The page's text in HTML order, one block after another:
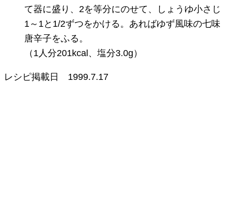
て器に盛り、2を等分にのせて、しょうゆ小さじ
1～1と1/2ずつをかける。あればゆず風味の七味
唐辛子をふる。
（1人分201kcal、塩分3.0g）
レシピ掲載日 1999.7.17